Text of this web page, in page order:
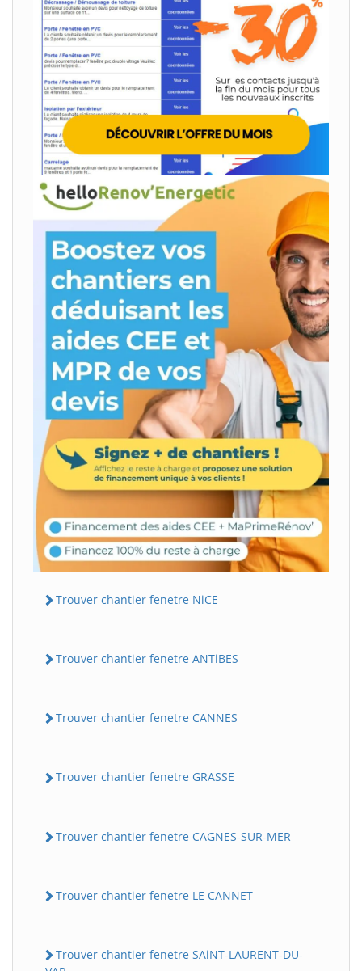
Trouver chantier fenetre NiCE
Trouver chantier fenetre ANTiBES
Trouver chantier fenetre CANNES
Trouver chantier fenetre GRASSE
Trouver chantier fenetre CAGNES-SUR-MER
Trouver chantier fenetre LE CANNET
Trouver chantier fenetre SAiNT-LAURENT-DU-